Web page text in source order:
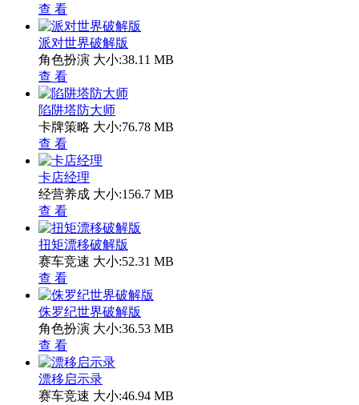
查 看
派对世界破解版
角色扮演 大小:38.11 MB
查 看
陷阱塔防大师
卡牌策略 大小:76.78 MB
查 看
卡店经理
经营养成 大小:156.7 MB
查 看
扭矩漂移破解版
赛车竞速 大小:52.31 MB
查 看
侏罗纪世界破解版
角色扮演 大小:36.53 MB
查 看
漂移启示录
赛车竞速 大小:46.94 MB